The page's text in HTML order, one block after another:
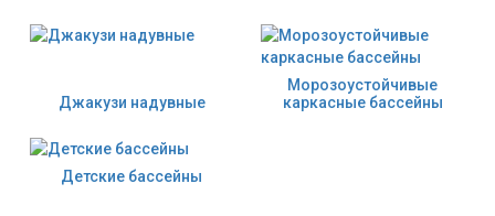
Джакузи надувные
Морозоустойчивые
каркасные бассейны
Детские бассейны